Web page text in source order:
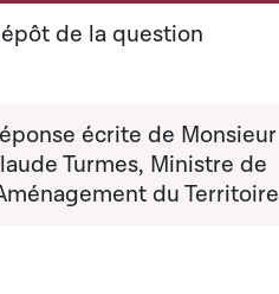
de la question
écrite de Monsieur
Turmes, Ministre de
du Territoire